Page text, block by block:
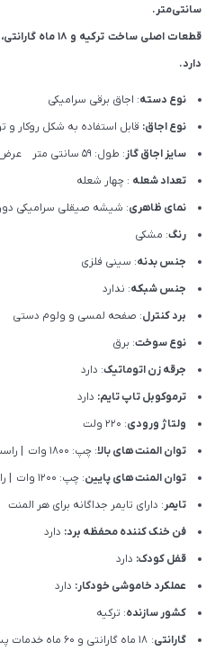
سانتی‌متر.
قطعات اصلی ساخت
دارد.
نوع دسته: اجاق برقی سرامیکی
نوع اجاق: قابل استفاده به شکل روکار و
سایز اجاق گاز: طول: 59 سانتی متر عرض: 52 سانتی متر
تعداد شعله : چهار شعله
نمای ظاهری: شیشه صیقلی سرامیکی
رنگ: مشکی
جنس بدنه: سینی فلزی
جنس شبکه: ندارد
برد کنترل: صفحه لمسی و ولوم دستی
نوع سوخت: برق
جرقه زن اتوماتیک: دارد
ترموکوبل تاپ تایم: دارد
ولتاژ ورودی: 220 ولت
توان المنت های بالا: چپ: 1800 وات | راست: 1800 وات
توان المنت های پایین: چپ: 1200 وات | راست: 1200 وات
تایمر: دارای تایمر جداگانه برای هر المنت
فن خنک کننده محفظه برد: دارد
قفل کودک: دارد
عملکرد خاموشی خودکار: دارد
کشور سازنده: ترکیه
گارانتی: 18 ماه گارانتی و 60 ماه خدمات پس از فروش